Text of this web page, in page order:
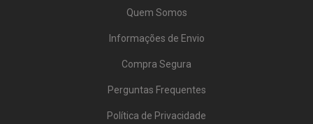
Quem Somos
Informações de Envio
Compra Segura
Perguntas Frequentes
Política de Privacidade